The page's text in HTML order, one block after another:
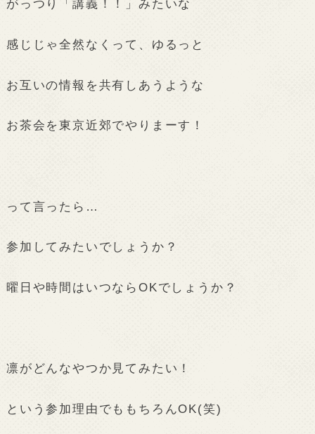
がっつり「講義！！」みたいな
感じじゃ全然なくって、ゆるっと
お互いの情報を共有しあうような
お茶会を東京近郊でやりまーす！
って言ったら…
参加してみたいでしょうか？
曜日や時間はいつならOKでしょうか？
凛がどんなやつか見てみたい！
という参加理由でももちろんOK(笑)